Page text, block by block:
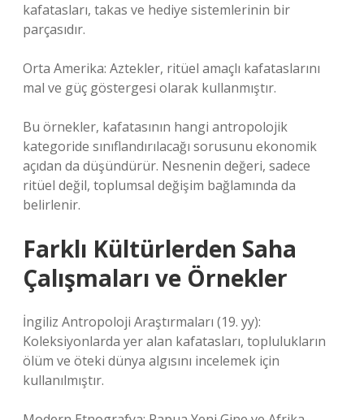
kafatasları, takas ve hediye sistemlerinin bir
parçasıdır.
Orta Amerika: Aztekler, ritüel amaçlı kafataslarını
mal ve güç göstergesi olarak kullanmıştır.
Bu örnekler, kafatasının hangi antropolojik
kategoride sınıflandırılacağı sorusunu ekonomik
açıdan da düşündürür. Nesnenin değeri, sadece
ritüel değil, toplumsal değişim bağlamında da
belirlenir.
Farklı Kültürlerden Saha
Çalışmaları ve Örnekler
İngiliz Antropoloji Araştırmaları (19. yy):
Koleksiyonlarda yer alan kafatasları, toplulukların
ölüm ve öteki dünya algısını incelemek için
kullanılmıştır.